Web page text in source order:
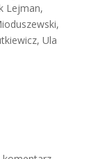
Lejman,
Ula